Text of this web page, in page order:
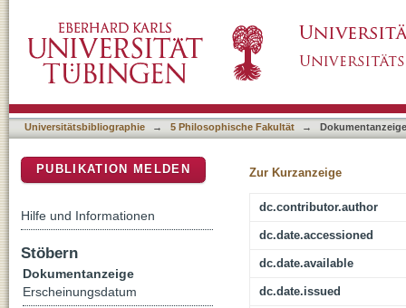
the Taiwan Strait
Universitätsbibliographie → 5 Philosophische Fakultät → Dokumentanzeige
Zur Kurzanzeige
dc.contributor.author
dc.date.accessioned
dc.date.available
dc.date.issued
PUBLIKATION MELDEN
Hilfe und Informationen
Stöbern
Dokumentanzeige
Erscheinungsdatum